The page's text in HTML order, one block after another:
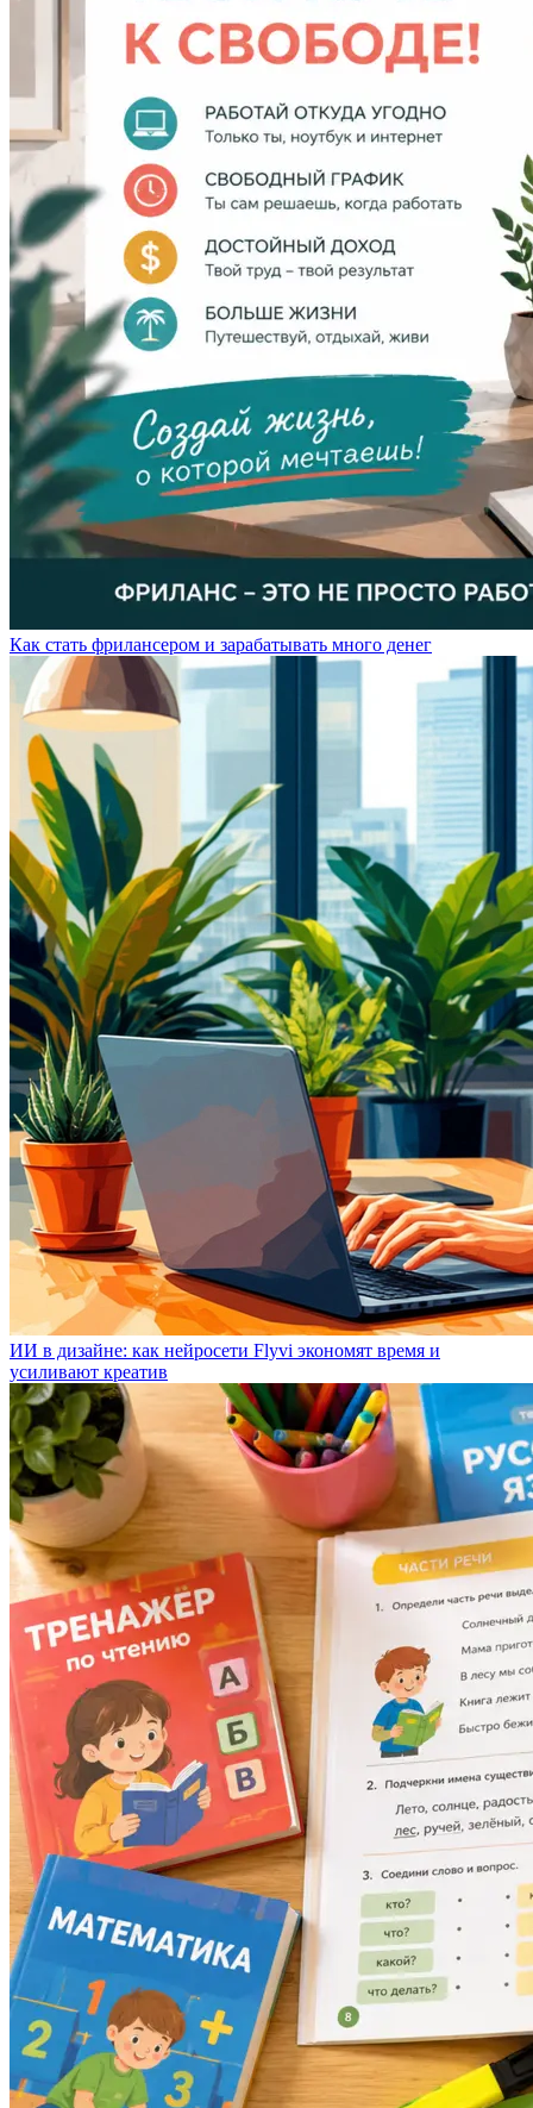
Как стать фрилансером и зарабатывать много денег
ИИ в дизайне: как нейросети Flyvi экономят время и
усиливают креатив